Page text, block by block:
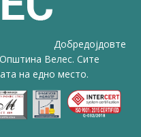
Добредојдовте
Велес. Сите
на едно место.